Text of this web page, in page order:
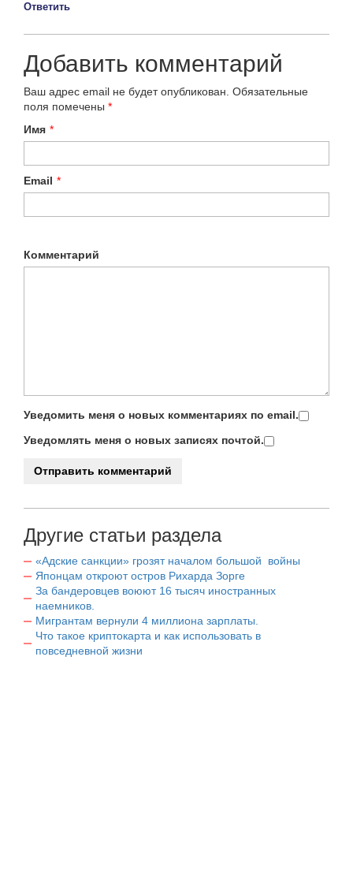
Ответить
Добавить комментарий
Ваш адрес email не будет опубликован. Обязательные
поля помечены *
Имя *
Email *
Комментарий
Уведомить меня о новых комментариях по email.
Уведомлять меня о новых записях почтой.
Другие статьи раздела
«Адские санкции» грозят началом большой войны
Японцам откроют остров Рихарда Зорге
За бандеровцев воюют 16 тысяч иностранных
наемников.
Мигрантам вернули 4 миллиона зарплаты.
Что такое криптокарта и как использовать в
повседневной жизни